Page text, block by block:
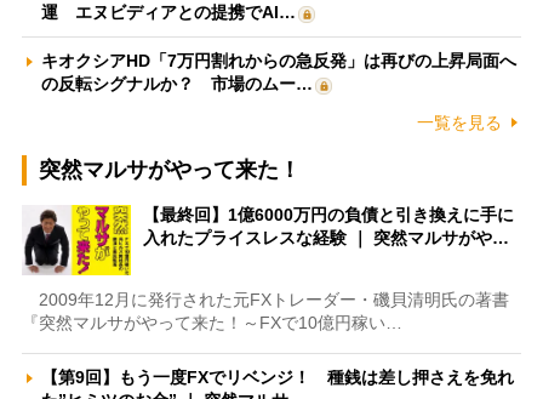
運 エヌビディアとの提携でAI…
キオクシアHD「7万円割れからの急反発」は再びの上昇局面へ
の反転シグナルか？ 市場のムー…
一覧を見る
突然マルサがやって来た！
【最終回】1億6000万円の負債と引き換えに手に
入れたプライスレスな経験 ｜ 突然マルサがや…
2009年12月に発行された元FXトレーダー・磯貝清明氏の著書
『突然マルサがやって来た！～FXで10億円稼い…
【第9回】もう一度FXでリベンジ！ 種銭は差し押さえを免れ